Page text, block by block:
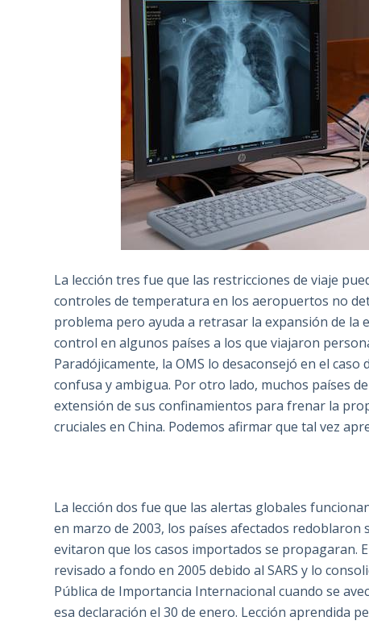
La lección tres fue que las restricciones de viaje
controles de temperatura en los aeropuertos no
problema pero ayuda a retrasar la expansión de la
control en algunos países a los que viajaron
Paradójicamente, la OMS lo desaconsejó en el
confusa y ambigua. Por otro lado, muchos países
extensión de sus confinamientos para frenar la
cruciales en China. Podemos afirmar que tal vez
La lección dos fue que las alertas globales
en marzo de 2003, los países afectados
evitaron que los casos importados se propagaran.
revisado a fondo en 2005 debido al SARS y lo
Pública de Importancia Internacional cuando se
esa declaración el 30 de enero. Lección aprendida